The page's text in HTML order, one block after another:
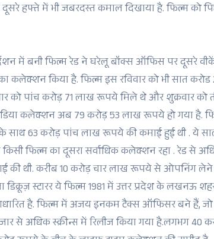
हफ्ते में भी जबरदस्त कमाल दिखाया है. फिल्म को
में बनी फिल्म रेड ने घरेलू बॉक्स ऑफिस पर दूसरे
कलेक्शन किया है. फिल्म इस रविवार को भी सात
को पांच करोड़ 71 लाख रूपये मिले थे और शुक्रवार को
कलेक्शन अब 79 करोड़ 53 लाख रूपये हो गया है.
साथ 63 करोड़ पांच लाख रूपये की कमाई हुई थी . ये
फिल्म का दूसरा सर्वाधिक कलेक्शन रहा . रेड से
की थी. करीब 10 करोड़ चार लाख रूपये से ओपनिंग लेने
स्टारर ये फिल्म 1981 में उत्तर प्रदेश के लखनऊ
है. फिल्म में अजय इनकम टैक्स ऑफिसर बने हैं, जो
से अधिक स्क्रीन्स में रिलीज किया गया है.लगभग 40